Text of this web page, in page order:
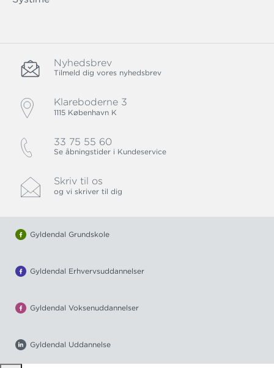
Nyhedsbrev
Tilmeld dig vores nyhedsbrev
Klareboderne 3
1115 København K
33 75 55 60
Se åbningstider i Kundeservice
Skriv til os
og vi skriver til dig
Gyldendal Grundskole
Gyldendal Erhvervsuddannelser
Gyldendal Voksenuddannelser
Gyldendal Uddannelse